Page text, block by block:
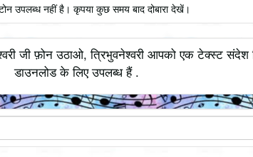
उपलब्ध नहीं है। कृपया कुछ समय बाद दोबारा देखें।
जी फ़ोन उठाओ, त्रिभुवनेश्वरी आपको एक टेक्स्ट संदेश
डाउनलोड के लिए उपलब्ध हैं .